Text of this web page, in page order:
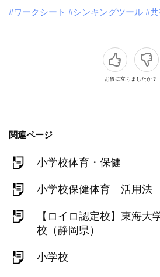
#ワークシート #シンキングツール #
お役に立ちましたか？
関連ページ
小学校体育・保健
小学校保健体育 活用法
【ロイロ認定校】東海大
校（静岡県）
小学校